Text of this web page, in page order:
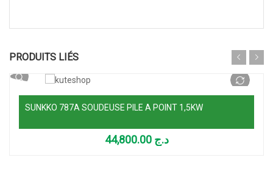
PRODUITS LIÉS
SUNKKO 787A SOUDEUSE PILE A POINT 1,5KW
د.ج 44,800.00